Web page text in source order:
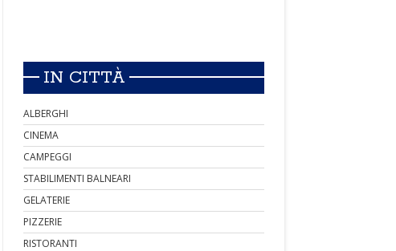
IN CITTÀ
ALBERGHI
CINEMA
CAMPEGGI
STABILIMENTI BALNEARI
GELATERIE
PIZZERIE
RISTORANTI